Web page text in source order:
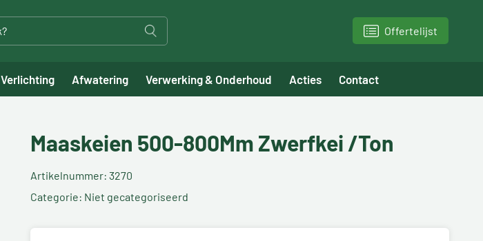
Offertelijst
Verlichting Afwatering Verwerking & Onderhoud Acties Contact
Maaskeien 500-800Mm Zwerfkei /Ton
Artikelnummer: 3270
Categorie: Niet gecategoriseerd